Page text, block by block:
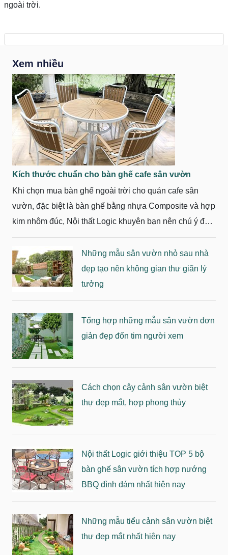
ngoài trời.
Xem nhiều
Kích thước chuẩn cho bàn ghế cafe sân vườn
Khi chọn mua bàn ghế ngoài trời cho quán cafe sân
vườn, đặc biệt là bàn ghế bằng nhựa Composite và hợp
kim nhôm đúc, Nội thất Logic khuyên bạn nên chú ý đến
kiểu dáng và kích thước của sản phẩm.
Những mẫu sân vườn nhỏ sau nhà
đẹp tạo nên không gian thư giãn lý
tưởng
Tổng hợp những mẫu sân vườn đơn
giản đẹp đốn tim người xem
Cách chọn cây cảnh sân vườn biệt
thự đẹp mắt, hợp phong thủy
Nội thất Logic giới thiệu TOP 5 bộ
bàn ghế sân vườn tích hợp nướng
BBQ đình đám nhất hiện nay
Những mẫu tiểu cảnh sân vườn biệt
thự đẹp mắt nhất hiện nay